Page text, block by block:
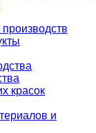
красок
и